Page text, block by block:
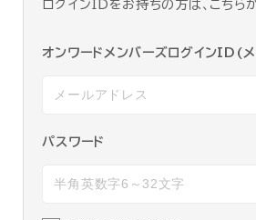
ログインIDをお持ちの方は、こちら
オンワードメンバーズログインID(
パスワード